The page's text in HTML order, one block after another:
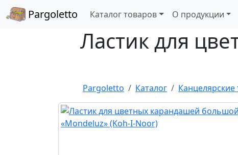
Pargoletto Каталог товаров О продукции
Ластик для
Pargoletto Каталог Канцелярские